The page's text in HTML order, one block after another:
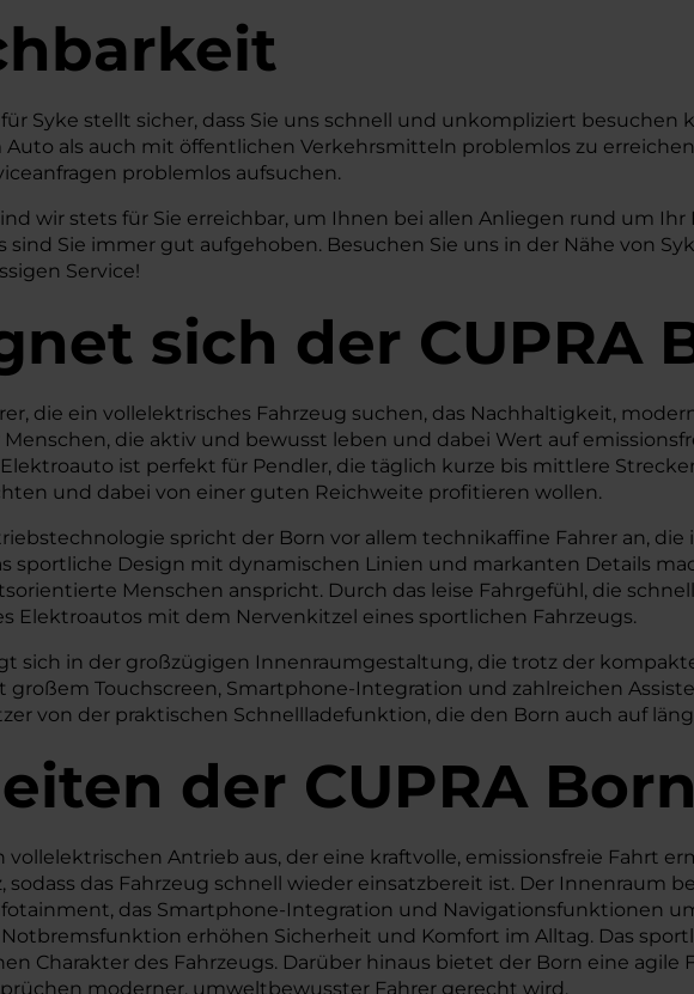
Syke stellt sicher, dass Sie uns schnell und unkompliziert
als auch mit öffentlichen Verkehrsmitteln problemlos zu
problemlos aufsuchen.
wir stets für Sie erreichbar, um Ihnen bei allen Anliegen rund um
sind Sie immer gut aufgehoben. Besuchen Sie uns in der Nähe von
Service!
sich der CUPRA
die ein vollelektrisches Fahrzeug suchen, das Nachhaltigkeit,
die aktiv und bewusst leben und dabei Wert auf
ist perfekt für Pendler, die täglich kurze bis mittlere
und dabei von einer guten Reichweite profitieren wollen.
spricht der Born vor allem technikaffine Fahrer an,
sportliche Design mit dynamischen Linien und markanten Details
Menschen anspricht. Durch das leise Fahrgefühl, die
Elektroautos mit dem Nervenkitzel eines sportlichen Fahrzeugs.
sich in der großzügigen Innenraumgestaltung, die trotz der
Touchscreen, Smartphone-Integration und zahlreichen
von der praktischen Schnellladefunktion, die den Born auch auf
der CUPRA
vollelektrischen Antrieb aus, der eine kraftvolle, emissionsfreie Fahrt
sodass das Fahrzeug schnell wieder einsatzbereit ist. Der
das Smartphone-Integration und Navigationsfunktionen
erhöhen Sicherheit und Komfort im Alltag. Das
Charakter des Fahrzeugs. Darüber hinaus bietet der Born eine
moderner, umweltbewusster Fahrer gerecht wird.